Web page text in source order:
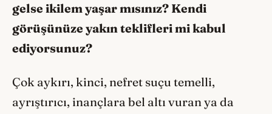
gelse ikilem yaşar mısınız? Kendi
görüşünüze yakın teklifleri mi kabul
ediyorsunuz?
Çok aykırı, kinci, nefret suçu temelli,
ayrıştırıcı, inançlara bel altı vuran ya da